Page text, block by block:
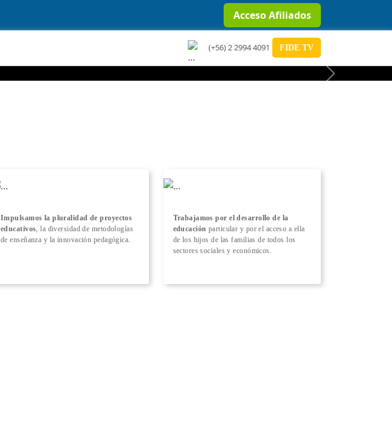
Acceso Afiliados
(+56) 2 2994 4091 FIDE TV
Next
Impulsamos la pluralidad de proyectos
educativos , la diversidad de metodologías
de enseñanza y la innovación pedagógica.
Trabajamos por el desarrollo de la
educación particular y por el acceso a ella
de los hijos de las familias de todos los
sectores sociales y económicos.